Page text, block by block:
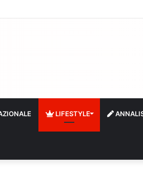
inutilizzabili: la crisi dell’economia russa
LIFESTYLE